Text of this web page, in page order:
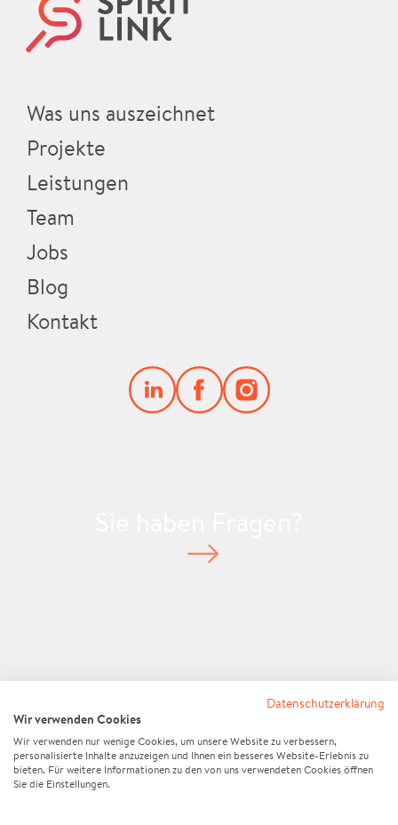
Was uns auszeichnet
Projekte
Leistungen
Team
Jobs
Blog
Kontakt
Standort anzeigenDatenschutzerklärung
Wir verwenden Cookies
Wir verwenden nur wenige Cookies, um unsere Website zu verbessern,
personalisierte Inhalte anzuzeigen und Ihnen ein besseres Website-Erlebnis zu
bieten. Für weitere Informationen zu den von uns verwendeten Cookies öffnen
Sie die Einstellungen.